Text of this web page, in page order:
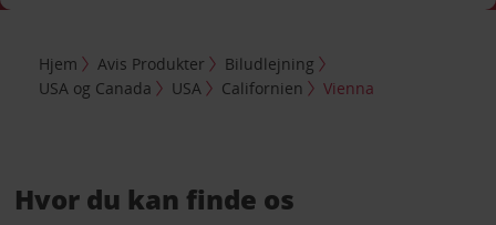
Hjem Avis Produkter
Biludlejning
USA og Canada
USA Californien Vienna
Hvor du kan finde os